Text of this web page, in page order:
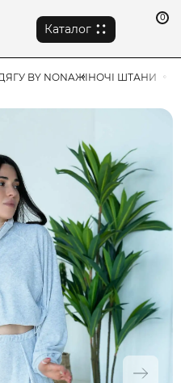
Каталог
0
BY NONAЖІНОЧІ ШТАНИ